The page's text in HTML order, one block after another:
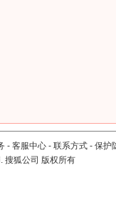
- 客服中心 - 联系方式 - 保护
搜狐公司 版权所有